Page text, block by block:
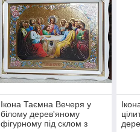
Ікона Таємна Вечеря у
білому дерев'яному
фігурному під склом з